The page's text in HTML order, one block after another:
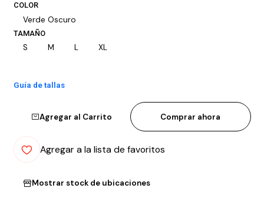
COLOR
Verde Oscuro
TAMAÑO
S M L XL
Guía de tallas
Agregar al Carrito Comprar ahora
Agregar a la lista de favoritos
Mostrar stock de ubicaciones